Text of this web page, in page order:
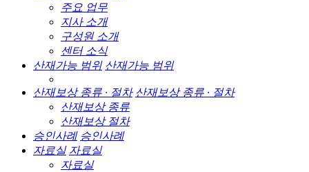
주요 업무
지사 소개
구성원 소개
센터 소식
산재가능 범위 산재가능 범위
산재보상 종류 · 절차 산재보상 종류 · 절차
산재보상 종류
산재보상 절차
승인사례 승인사례
자료실 자료실
자료실